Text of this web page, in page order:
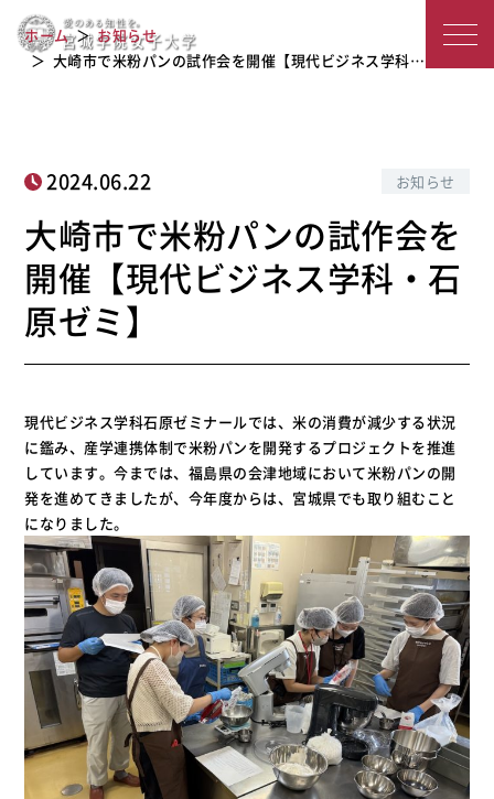
城
子
大
大崎市で米粉パンの試作会を開催【現
代ビジネス学科・石原ゼミ】
ホーム
お知らせ
大崎市で米粉パンの試作会を開催【現代ビジネス学科…
2024.06.22 お知らせ
大崎市で米粉パンの試作会を
開催【現代ビジネス学科・石
原ゼミ】
現代ビジネス学科石原ゼミナールでは、米の消費が減少する状況
に鑑み、産学連携体制で米粉パンを開発するプロジェクトを推進
しています。今までは、福島県の会津地域において米粉パンの開
発を進めてきましたが、今年度からは、宮城県でも取り組むこと
になりました。